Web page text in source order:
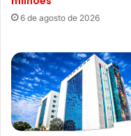
6 de agosto de 2026